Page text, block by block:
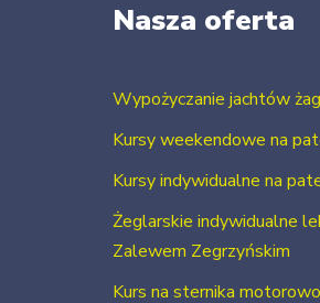
Nasza oferta
Wypożyczanie jachtów
Kursy weekendowe na
Kursy indywidualne na
Żeglarskie indywidualne
Zalewem Zegrzyńskim
Kurs na sternika